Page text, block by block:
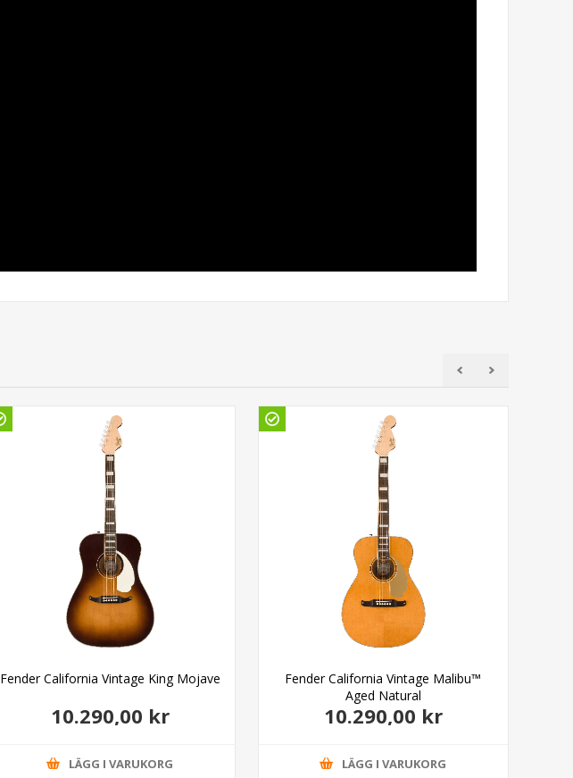
Fender California Vintage King Mojave
10.290,00 kr
LÄGG I VARUKORG
Fender California Vintage Malibu™
Aged Natural
10.290,00 kr
LÄGG I VARUKORG